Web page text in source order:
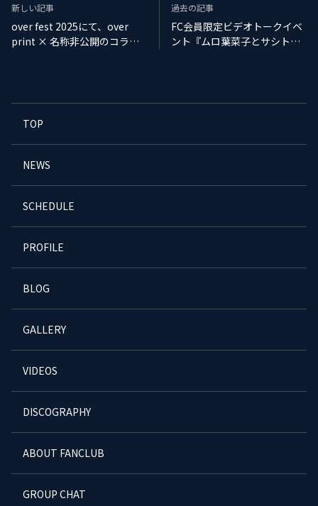
新しい記事
over fest 2025にて、over
print × 名称非公開のコラボ
過去の記事
FC会員限定ビデオトークイベ
ント『ムロ葉菜子とサシトー
TOP
NEWS
SCHEDULE
PROFILE
BLOG
GALLERY
VIDEOS
DISCOGRAPHY
ABOUT FANCLUB
GROUP CHAT